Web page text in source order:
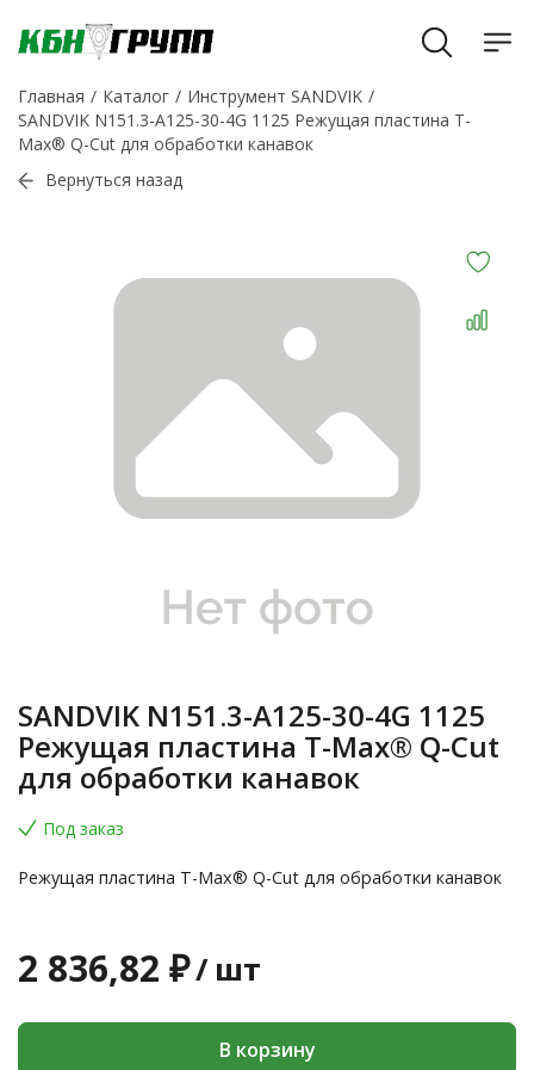
Главная Каталог
Инструмент SANDVIK
SANDVIK N151.3-A125-30-4G 1125 Режущая пластина T-
Max® Q-Cut для обработки канавок
Вернуться назад
SANDVIK N151.3-A125-30-4G 1125
Режущая пластина T-Max® Q-Cut
для обработки канавок
Под заказ
Режущая пластина T-Max® Q-Cut для обработки канавок
2 836,82 ₽/ шт
В корзину